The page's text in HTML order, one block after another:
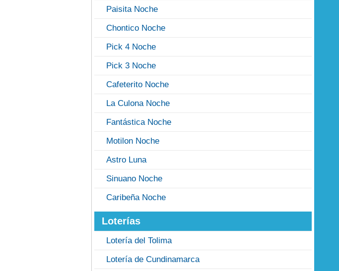
Paisita Noche
Chontico Noche
Pick 4 Noche
Pick 3 Noche
Cafeterito Noche
La Culona Noche
Fantástica Noche
Motilon Noche
Astro Luna
Sinuano Noche
Caribeña Noche
Loterías
Lotería del Tolima
Lotería de Cundinamarca